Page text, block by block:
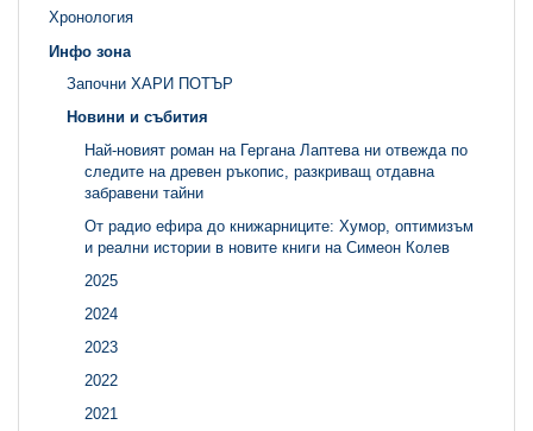
Хронология
Инфо зона
Започни ХАРИ ПОТЪР
Новини и събития
Най-новият роман на Гергана Лаптева ни отвежда по
следите на древен ръкопис, разкриващ отдавна
забравени тайни
От радио ефира до книжарниците: Хумор, оптимизъм
и реални истории в новите книги на Симеон Колев
2025
2024
2023
2022
2021